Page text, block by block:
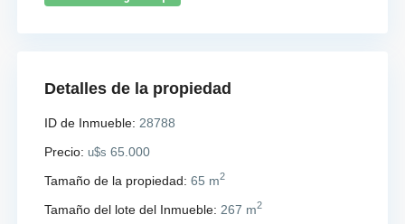
Detalles de la propiedad
ID de Inmueble: 28788
Precio: u$s 65.000
Tamaño de la propiedad: 65 m2
Tamaño del lote del Inmueble: 267 m2